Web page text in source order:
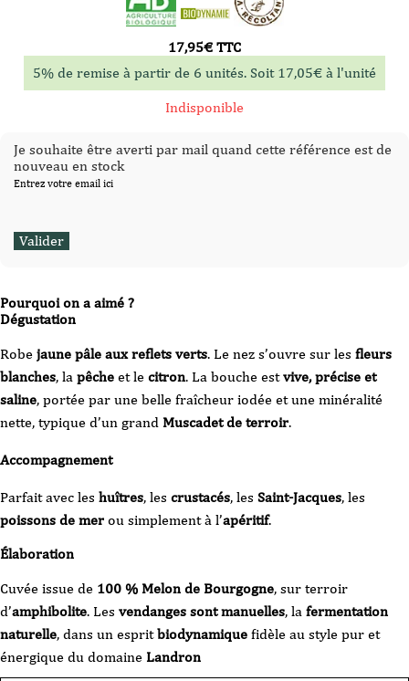
Pourquoi on a aimé ?
Dégustation
Robe jaune pâle aux reflets verts. Le nez s’ouvre sur les fleurs
blanches, la pêche et le citron. La bouche estvive, précise et
saline, portée par une belle fraîcheur iodée et une minéralité
nette, typique d’un grand Muscadet de terroir.
Accompagnement
Parfait avec les huîtres, les crustacés, les Saint-Jacques, les
poissons de mer ou simplement à l’apéritif.
Élaboration
Cuvée issue de 100 % Melon de Bourgogne, sur terroir
d’amphibolite. Les vendanges sont manuelles, la fermentation
naturelle, dans un espritbiodynamique fidèle au style pur et
énergique du domaine Landron
17,95€ TTC
5% de remise à partir de 6 unités. Soit 17,05€ à l'unité
Indisponible
Je souhaite être averti par mail quand cette référence est de
nouveau en stock
Entrez votre email ici